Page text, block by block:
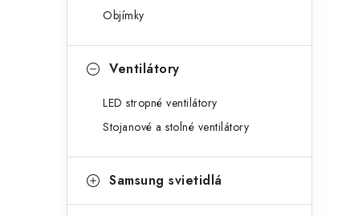
Objímky
Ventilátory
LED stropné ventilátory
Stojanové a stolné ventilátory
Samsung svietidlá